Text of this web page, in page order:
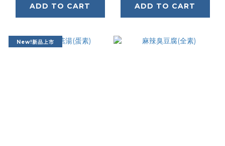
ADD TO CART ADD TO CART
New!新品上市